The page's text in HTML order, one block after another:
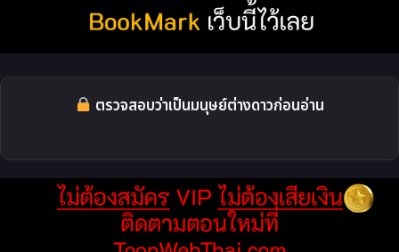
ตรวจสอบว่าเป็นมนุษย์ต่างดาวก่อนอ่าน